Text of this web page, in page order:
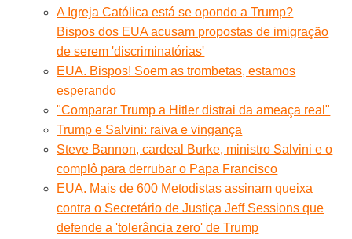
A Igreja Católica está se opondo a Trump?
Bispos dos EUA acusam propostas de imigração
de serem 'discriminatórias'
EUA. Bispos! Soem as trombetas, estamos
esperando
"Comparar Trump a Hitler distrai da ameaça real"
Trump e Salvini: raiva e vingança
Steve Bannon, cardeal Burke, ministro Salvini e o
complô para derrubar o Papa Francisco
EUA. Mais de 600 Metodistas assinam queixa
contra o Secretário de Justiça Jeff Sessions que
defende a 'tolerância zero' de Trump